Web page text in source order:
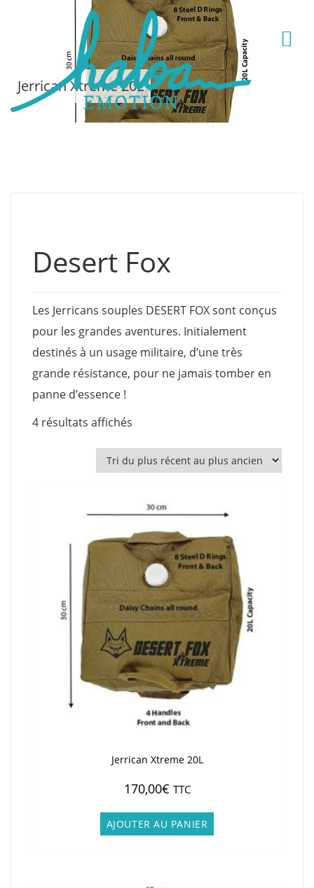
Jerrican Xtreme 20L
Desert Fox
Les Jerricans souples DESERT FOX sont conçus
pour les grandes aventures. Initialement
destinés à un usage militaire, d’une très
grande résistance, pour ne jamais tomber en
panne d’essence !
4 résultats affichés
plus
ancien
Jerrican Xtreme 20L
170,00€ TTC
AJOUTER AU PANIER